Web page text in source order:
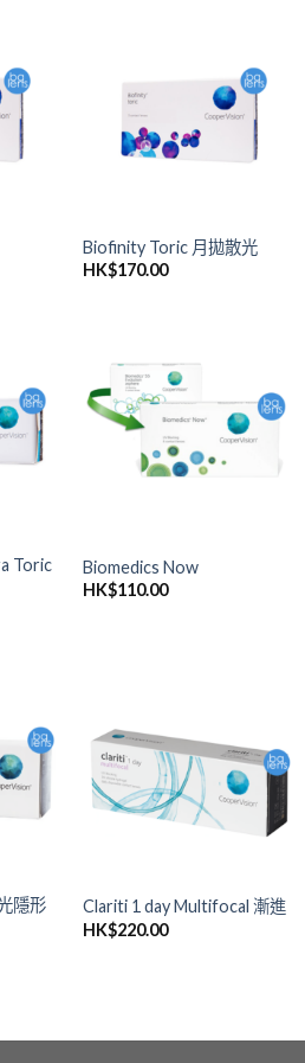
添加
到喜
愛清
單
添加
到喜
愛清
單
Biofinity Toric 月拋散光
HK$170.00
添加
到喜
愛清
單
Toric
添加
到喜
愛清
單
Biomedics Now
HK$110.00
添加
到喜
愛清
單
隱形
到喜
愛清
單
Clariti 1 day Multifocal 漸進
HK$220.00